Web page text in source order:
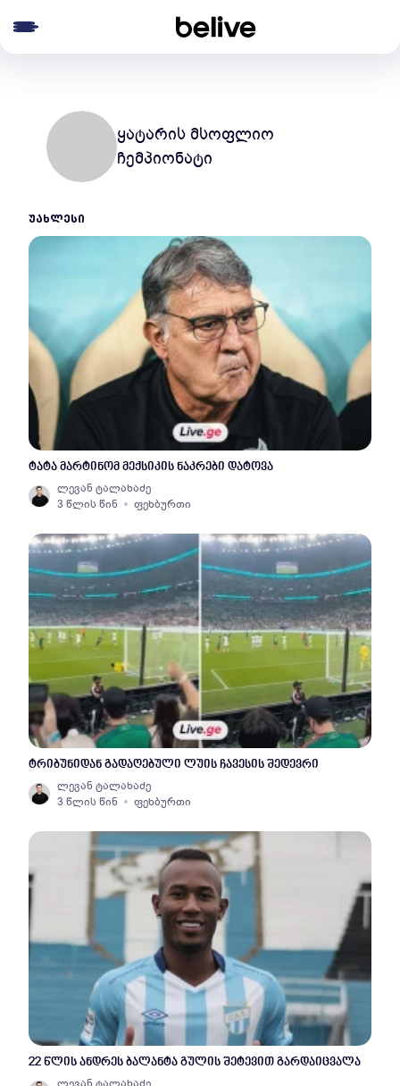
ყატარის მსოფლიო
ჩემპიონატი
ᲣᲐᲮᲚᲔᲡᲘ
ტატა მარტინომ მექსიკის ნაკრები დატოვა
ლევან ტალახაძე
3 წლის წინ
ფეხბურთი
ტრიბუნიდან გადაღებული ლუის ჩავესის შედევრი
ლევან ტალახაძე
3 წლის წინ
ფეხბურთი
22 წლის ანდრეს ბალანტა გულის შეტევით გარდაიცვალა